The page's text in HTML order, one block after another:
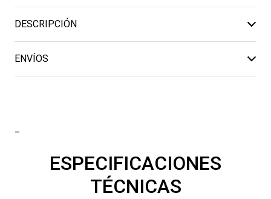
Recovery
Sport
DESCRIPCIÓN
ENVÍOS
ESPECIFICACIONES
TÉCNICAS